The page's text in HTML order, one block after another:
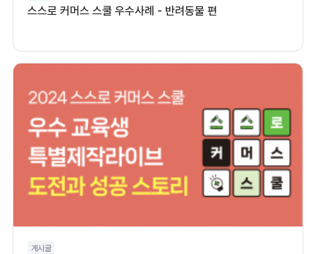
스스로 커머스 스쿨 우수사례 - 반려동물 편
게시글